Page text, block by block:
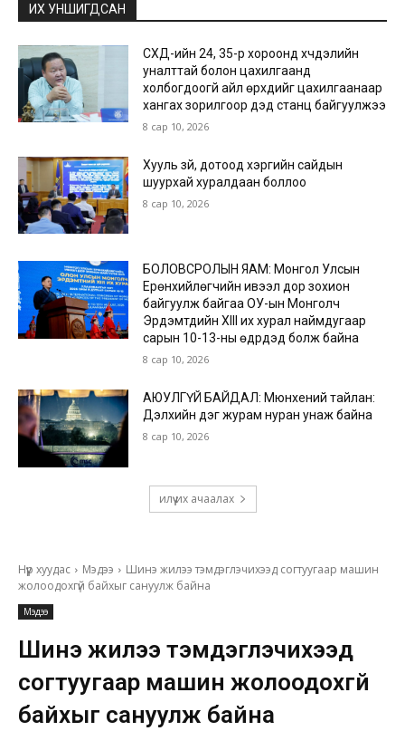
ИХ УНШИГДСАН
СХД-ийн 24, 35-р хороонд хүчдэлийн
уналттай болон цахилгаанд
холбогдоогүй айл өрхүүдийг цахилгаанаар
хангах зорилгоор дэд станц байгуулжээ
8 сар 10, 2026
Хууль зүй, дотоод хэргийн сайдын
шуурхай хуралдаан боллоо
8 сар 10, 2026
БОЛОВСРОЛЫН ЯАМ: Монгол Улсын
Ерөнхийлөгчийн ивээл дор зохион
байгуулж байгаа ОУ-ын Монголч
Эрдэмтдийн XIII их хурал наймдугаар
сарын 10-13-ны өдрүүдэд болж байна
8 сар 10, 2026
АЮУЛГҮЙ БАЙДАЛ: Мюнхений тайлан:
Дэлхийн дэг журам нуран унаж байна
8 сар 10, 2026
илүү их ачаалах